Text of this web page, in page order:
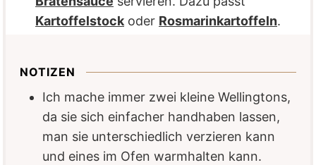
Kartoffelstock oder Rosmarinkartoffeln.
NOTIZEN
Ich mache immer zwei kleine Wellingtons,
da sie sich einfacher handhaben lassen,
man sie unterschiedlich verzieren kann
und eines im Ofen warmhalten kann.